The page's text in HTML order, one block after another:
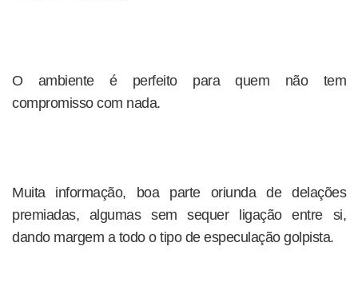
O ambiente é perfeito para quem não tem
compromisso com nada.
Muita informação, boa parte oriunda de delações
premiadas, algumas sem sequer ligação entre si,
dando margem a todo o tipo de especulação golpista.